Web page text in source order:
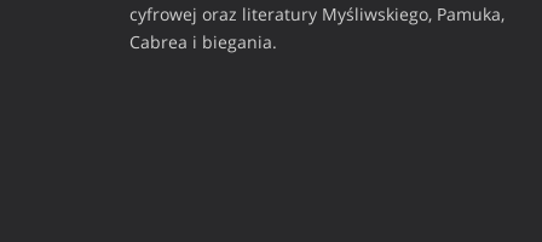
cyfrowej oraz literatury Myśliwskiego, Pamuka,
Cabrea i biegania.